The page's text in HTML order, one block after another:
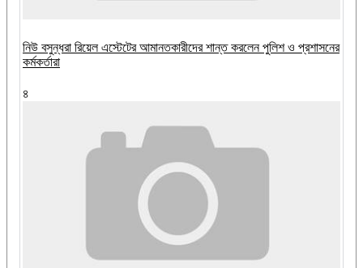
নিউ বসুন্ধরা রিয়েল এস্টেটের আমানতকারীদের শান্ত করলেন পুলিশ ও প্রশাসনের
কর্মকর্তারা
৪